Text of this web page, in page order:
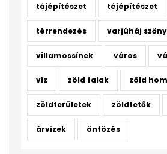
tájépítészet téjépítészet
térrendezés varjúháj
villamossínek város
víz zöld falak zöld
zöldterületek zöldtetők
árvizek öntözés